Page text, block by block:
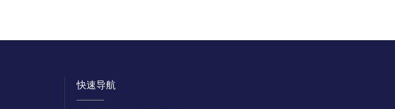
快速导航